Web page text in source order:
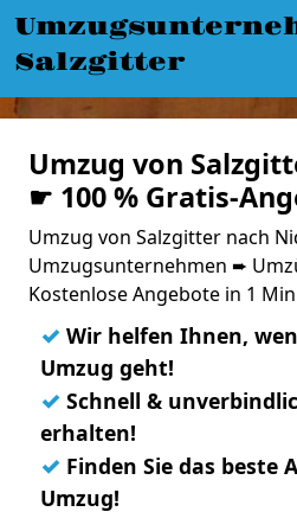
Salzgitter
Umzug von
☛ 100 % Gratis-
Umzug von Salzgitter nach
Umzugsunternehmen ➨
Kostenlose Angebote in 1
✓ Wir helfen Ihnen,
Umzug geht!
✓ Schnell &
erhalten!
✓ Finden Sie das beste
Umzug!